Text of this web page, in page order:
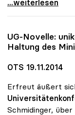
...weiterlesen
UG-Novelle:
Haltung des
OTS 19.11.2014
Erfreut äußert
Schmidinger, über